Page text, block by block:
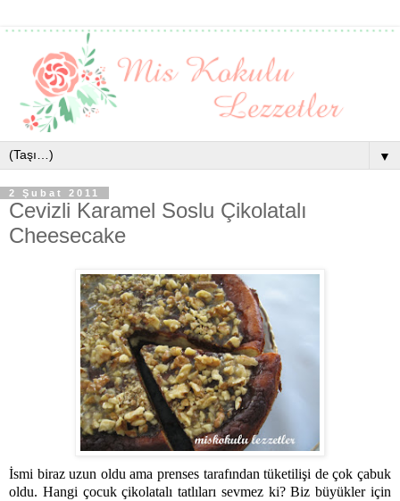
▼
2 Şubat 2011
Cevizli Karamel Soslu Çikolatalı
Cheesecake
İsmi biraz uzun oldu ama prenses tarafından tüketilişi de çok çabuk
oldu. Hangi çocuk çikolatalı tatlıları sevmez ki? Biz büyükler için